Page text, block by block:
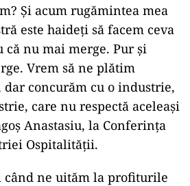
Şi acum rugămintea mea
este haideţi să facem ceva
că nu mai merge. Pur şi
Vrem să ne plătim
concurăm cu o industrie,
care nu respectă aceleaşi
Anastasiu, la Conferinţa
Ospitalităţii.
când ne uităm la profiturile